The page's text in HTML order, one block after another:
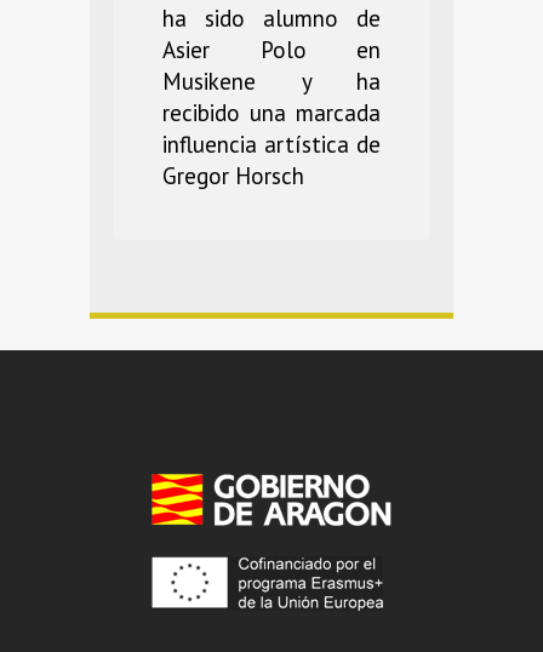
ha sido alumno de
Asier Polo en
Musikene y ha
recibido una marcada
influencia artística de
Gregor Horsch